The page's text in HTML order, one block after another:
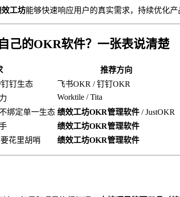
效工坊能够快速响应用户的真实需求，持续优化
己的OKR软件？一张表说清楚
推荐方向
钉生态
飞书OKR / 钉钉OKR
Worktile / Tita
绑定单一生态 绩效工坊OKR管理软件 / JustOKR
绩效工坊OKR管理软件
花里胡哨
绩效工坊OKR管理软件